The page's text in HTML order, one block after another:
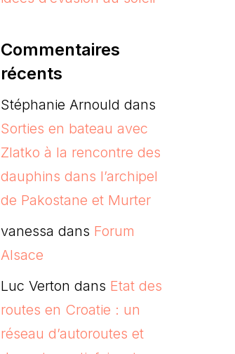
Commentaires
récents
Stéphanie Arnould dans
Sorties en bateau avec
Zlatko à la rencontre des
dauphins dans l’archipel
de Pakostane et Murter
vanessa dans Forum
Alsace
Luc Verton dans Etat des
routes en Croatie : un
réseau d’autoroutes et